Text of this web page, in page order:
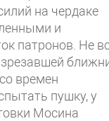
на чердаке
и
патронов. Не
времен
пушку, у
Мосина